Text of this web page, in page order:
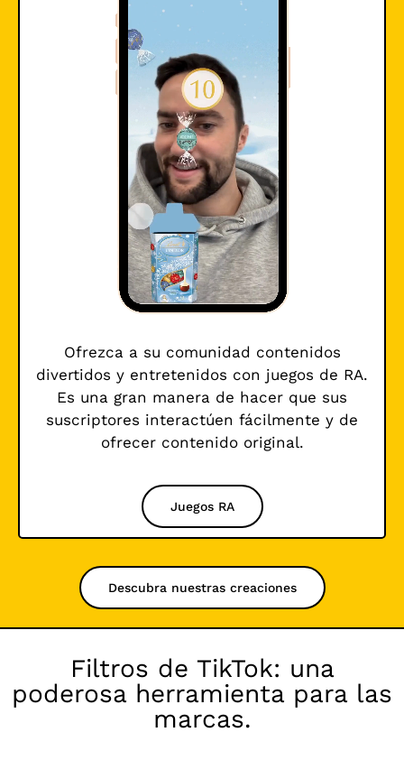
Ofrezca a su comunidad contenidos
divertidos y entretenidos con juegos de RA.
Es una gran manera de hacer que sus
suscriptores interactúen fácilmente y de
ofrecer contenido original.
Juegos RA
Descubra nuestras creaciones
Filtros de TikTok: una
poderosa herramienta para las
marcas.